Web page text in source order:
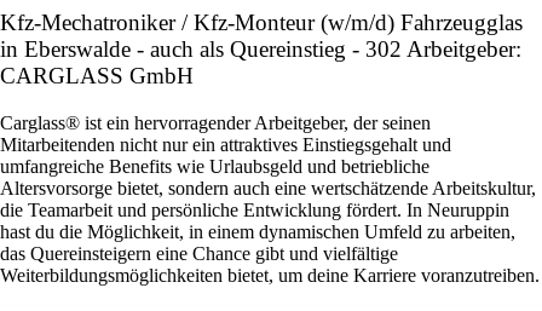
Kfz-Mechatroniker / Kfz-Monteur (w/m/d) Fahrzeugglas
in Eberswalde - auch als Quereinstieg - 302 Arbeitgeber:
CARGLASS GmbH
Carglass® ist ein hervorragender Arbeitgeber, der seinen
Mitarbeitenden nicht nur ein attraktives Einstiegsgehalt und
umfangreiche Benefits wie Urlaubsgeld und betriebliche
Altersvorsorge bietet, sondern auch eine wertschätzende Arbeitskultur,
die Teamarbeit und persönliche Entwicklung fördert. In Neuruppin
hast du die Möglichkeit, in einem dynamischen Umfeld zu arbeiten,
das Quereinsteigern eine Chance gibt und vielfältige
Weiterbildungsmöglichkeiten bietet, um deine Karriere voranzutreiben.